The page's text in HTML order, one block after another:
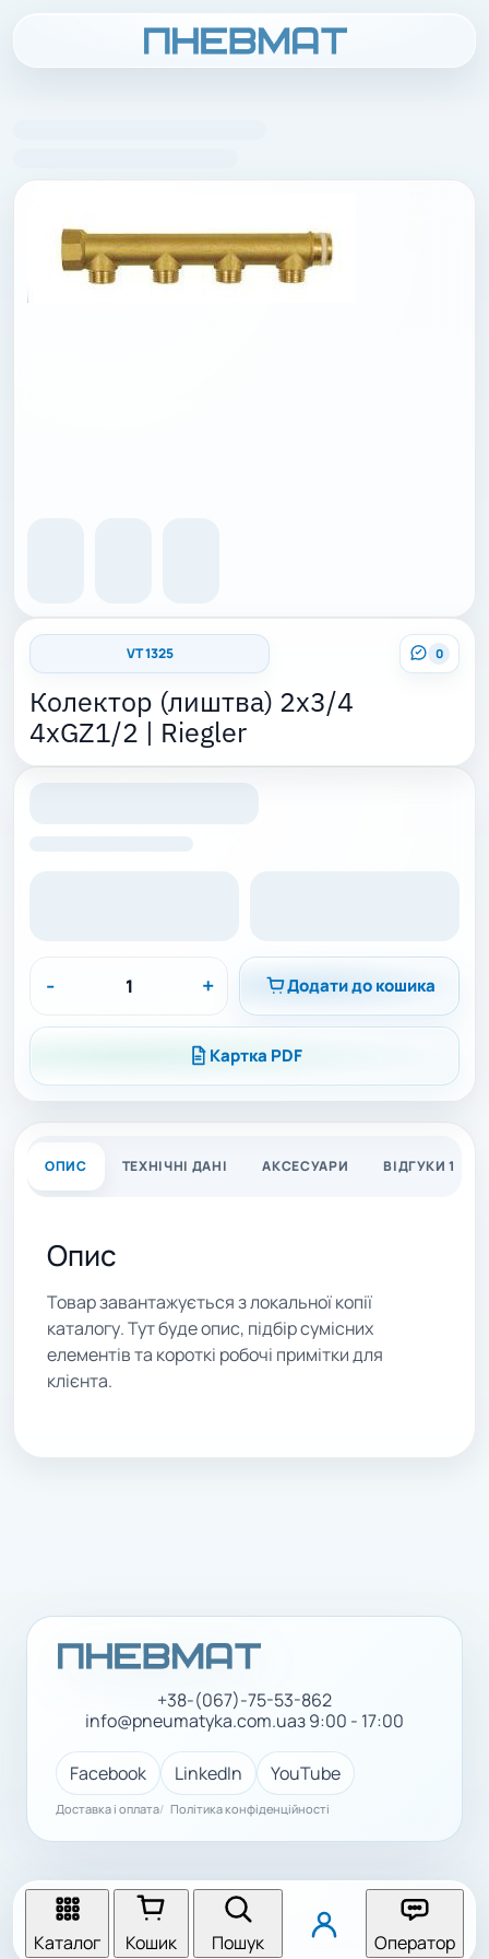
0
VT 1325
Колектор (лиштва) 2x3/4
4xGZ1/2 | Riegler
- + Додати до кошика
Картка PDF
ОПИС ТЕХНІЧНІ ДАНІ АКСЕСУАРИ ВІДГУКИ 1
Опис
Товар завантажується з локальної копії
каталогу. Тут буде опис, підбір сумісних
елементів та короткі робочі примітки для
клієнта.
+38-(067)-75-53-862
info@pneumatyka.com.uaз 9:00 - 17:00
Facebook LinkedIn YouTube
Доставка і оплата Політика конфіденційності
Каталог Кошик Пошук Оператор